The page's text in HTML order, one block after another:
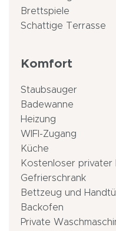
Brettspiele
Schattige Terrasse
Komfort
Staubsauger
Badewanne
Heizung
WIFI-Zugang
Küche
Kostenloser privater
Gefrierschrank
Bettzeug und
Backofen
Private